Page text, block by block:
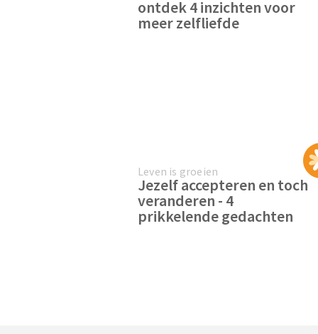
ontdek 4 inzichten voor
meer zelfliefde
Leven is groeien
Jezelf accepteren en toch
veranderen - 4
prikkelende gedachten